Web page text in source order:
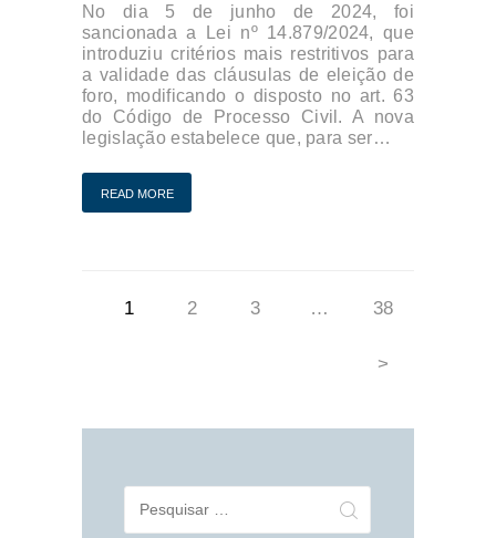
No dia 5 de junho de 2024, foi
sancionada a Lei nº 14.879/2024, que
introduziu critérios mais restritivos para
a validade das cláusulas de eleição de
foro, modificando o disposto no art. 63
do Código de Processo Civil. A nova
legislação estabelece que, para ser…
READ MORE
PAGE
1 PAGE
2 PAGE
3 … PAGE
38
>
por: